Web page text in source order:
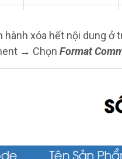
hành xóa hết nội dung ở
→ Chọn Format